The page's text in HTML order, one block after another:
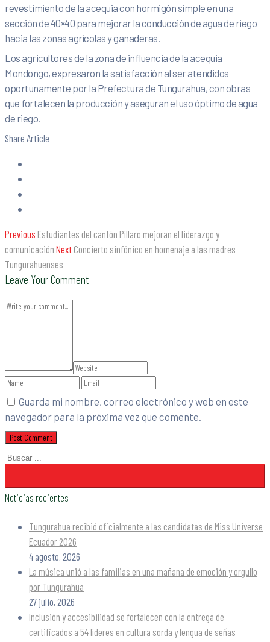
revestimiento de la acequia con hormigón simple en una
sección de 40×40 para mejorar la conducción de agua de riego
hacia las zonas agrícolas y ganaderas.
Los agricultores de la zona de influencia de la acequia
Mondongo, expresaron la satisfacción al ser atendidos
oportunamente por la Prefectura de Tungurahua, con obras
que fortalecen la producción y aseguran el uso óptimo de agua
de riego.
Share Article
Previous Estudiantes del cantón Píllaro mejoran el liderazgo y
comunicación Next Concierto sinfónico en homenaje a las madres
Tungurahuenses
Leave Your Comment
Guarda mi nombre, correo electrónico y web en este
navegador para la próxima vez que comente.
Noticias recientes
Tungurahua recibió oficialmente a las candidatas de Miss Universe
Ecuador 2026
4 agosto, 2026
La música unió a las familias en una mañana de emoción y orgullo
por Tungurahua
27 julio, 2026
Inclusión y accesibilidad se fortalecen con la entrega de
certificados a 54 líderes en cultura sorda y lengua de señas